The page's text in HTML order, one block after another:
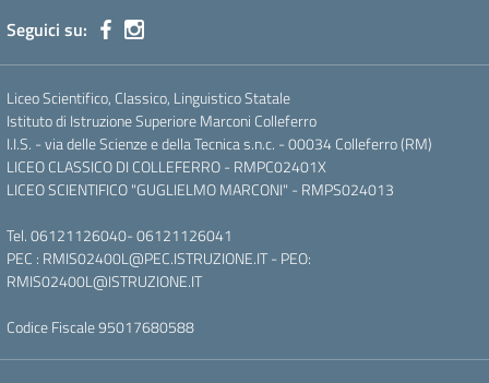
Seguici su:
Liceo Scientifico, Classico, Linguistico Statale
Istituto di Istruzione Superiore Marconi Colleferro
I.I.S. - via delle Scienze e della Tecnica s.n.c. - 00034 Colleferro (RM)
LICEO CLASSICO DI COLLEFERRO - RMPC02401X
LICEO SCIENTIFICO "GUGLIELMO MARCONI" - RMPS024013
Tel.06121126040-06121126041
PEC : RMIS02400L@PEC.ISTRUZIONE.IT- PEO:
RMIS02400L@ISTRUZIONE.IT
Codice Fiscale 95017680588